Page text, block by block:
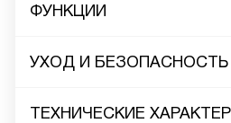
ФУНКЦИИ
УХОД И БЕЗОПАСНОСТЬ
ТЕХНИЧЕСКИЕ